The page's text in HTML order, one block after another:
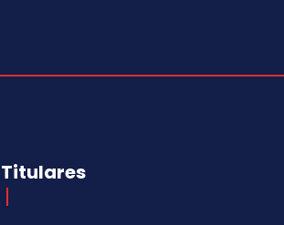
Titulares